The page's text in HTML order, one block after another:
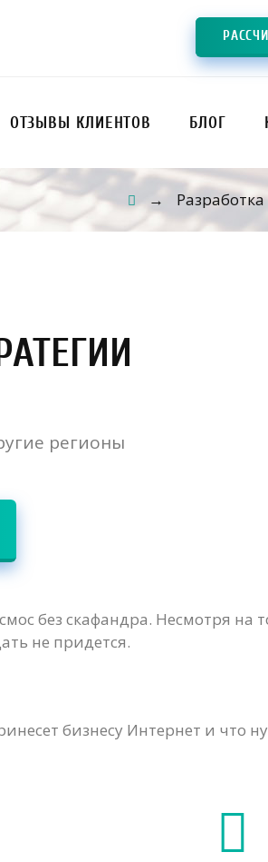
ОТЗЫВЫ КЛИЕНТОВ БЛОГ
→
регионы
без скафандра. Несмотря на
не придется.
бизнесу Интернет и что